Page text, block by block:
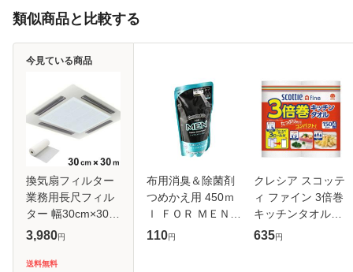
類似商品と比較する
換気扇フィルター
業務用長尺フィル
ター 幅30cm×30m
巻 厚さ1.5mm （
リ 花粉 抗菌 防臭
3,980円
送料無料
今見ている商品
布用消臭＆除菌剤
つめかえ用 450ｍ
ｌ ＦＯＲ ＭＥＮ
シトラスマリンの
110円
クレシア スコッテ
ィ ファイン 3倍巻
キッチンタオル
150カット×4ロー
635円